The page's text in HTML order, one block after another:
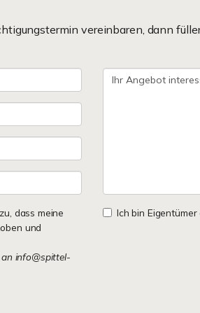
vereinbaren, dann
dass meine
und
info@spittel-
Ich bin Eigentümer